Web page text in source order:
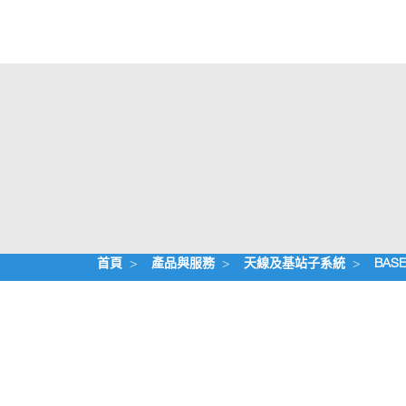
首頁 > 產品與服務 > 天線及基站子系統 >